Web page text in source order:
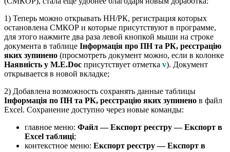
1) Теперь можно открывать НН/РК, регистрация которых
остановлена СМКОР и которые присутствуют в программе,
для этого нажмите два раза левой кнопкой мыши на строке
документа в таблице Інформація про ПН та РК, реєстрацію
яких зупинено (просмотреть документ можно, если в колонке
Наявність у M.E.Doc присутствует отметка v). Документ
открывается в новой вкладке;
2) Добавлена возможность сохранять данные таблицы
Інформація по ПН та РК, реєстрацію яких зупинено в файл
Excel. Сохранение доступно через новые команды:
главное меню: Файл — Експорт реєстру — Експорт в
Excel таблиці;
контекстное меню: Експорт реєстру — Експорт в